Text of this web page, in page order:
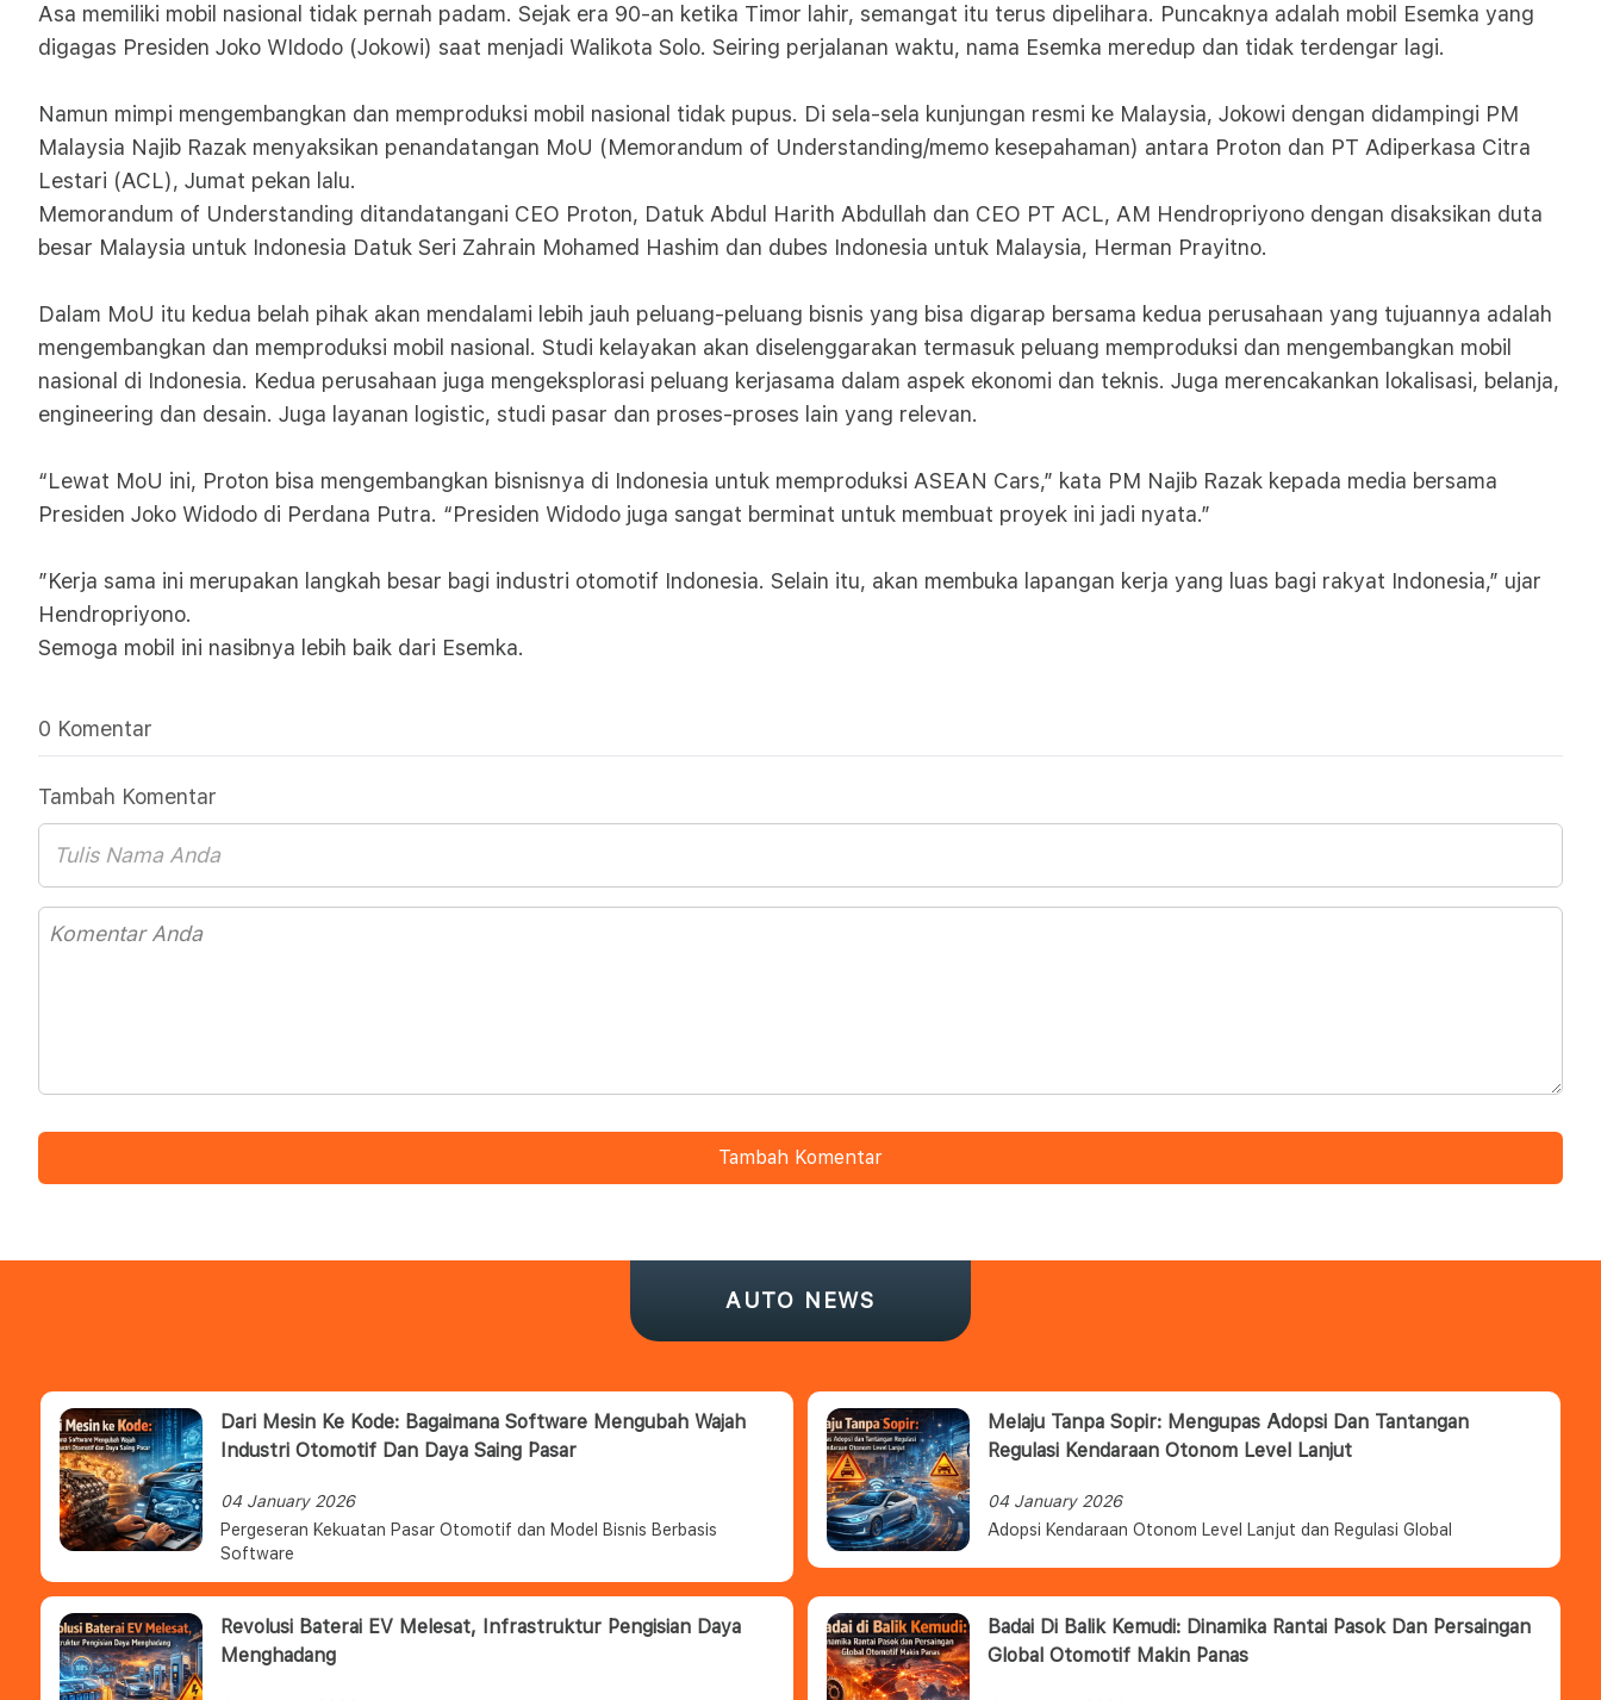
Asa memiliki mobil nasional tidak pernah padam. Sejak era 90-an ketika Timor lahir, semangat itu terus dipelihara. Puncaknya adalah mobil Esemka yang
digagas Presiden Joko WIdodo (Jokowi) saat menjadi Walikota Solo. Seiring perjalanan waktu, nama Esemka meredup dan tidak terdengar lagi.
Namun mimpi mengembangkan dan memproduksi mobil nasional tidak pupus. Di sela-sela kunjungan resmi ke Malaysia, Jokowi dengan didampingi PM
Malaysia Najib Razak menyaksikan penandatangan MoU (Memorandum of Understanding/memo kesepahaman) antara Proton dan PT Adiperkasa Citra
Lestari (ACL), Jumat pekan lalu.
Memorandum of Understanding ditandatangani CEO Proton, Datuk Abdul Harith Abdullah dan CEO PT ACL, AM Hendropriyono dengan disaksikan duta
besar Malaysia untuk Indonesia Datuk Seri Zahrain Mohamed Hashim dan dubes Indonesia untuk Malaysia, Herman Prayitno.
Dalam MoU itu kedua belah pihak akan mendalami lebih jauh peluang-peluang bisnis yang bisa digarap bersama kedua perusahaan yang tujuannya adalah
mengembangkan dan memproduksi mobil nasional. Studi kelayakan akan diselenggarakan termasuk peluang memproduksi dan mengembangkan mobil
nasional di Indonesia. Kedua perusahaan juga mengeksplorasi peluang kerjasama dalam aspek ekonomi dan teknis. Juga merencakankan lokalisasi, belanja,
engineering dan desain. Juga layanan logistic, studi pasar dan proses-proses lain yang relevan.
“Lewat MoU ini, Proton bisa mengembangkan bisnisnya di Indonesia untuk memproduksi ASEAN Cars,” kata PM Najib Razak kepada media bersama
Presiden Joko Widodo di Perdana Putra. “Presiden Widodo juga sangat berminat untuk membuat proyek ini jadi nyata.”
”Kerja sama ini merupakan langkah besar bagi industri otomotif Indonesia. Selain itu, akan membuka lapangan kerja yang luas bagi rakyat Indonesia,” ujar
Hendropriyono.
Semoga mobil ini nasibnya lebih baik dari Esemka.
0 Komentar
Tambah Komentar
Tambah Komentar
AUTO NEWS
Dari Mesin Ke Kode: Bagaimana Software Mengubah Wajah
Industri Otomotif Dan Daya Saing Pasar
04 January 2026
Pergeseran Kekuatan Pasar Otomotif dan Model Bisnis Berbasis
Software
Melaju Tanpa Sopir: Mengupas Adopsi Dan Tantangan
Regulasi Kendaraan Otonom Level Lanjut
04 January 2026
Adopsi Kendaraan Otonom Level Lanjut dan Regulasi Global
Revolusi Baterai EV Melesat, Infrastruktur Pengisian Daya
Menghadang
Badai Di Balik Kemudi: Dinamika Rantai Pasok Dan Persaingan
Global Otomotif Makin Panas